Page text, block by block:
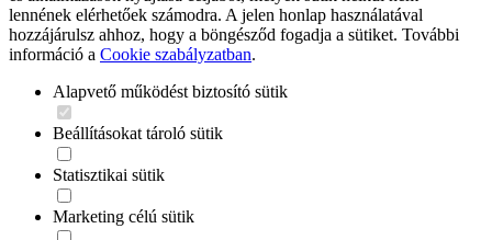
lennének elérhetőek számodra. A jelen honlap használatával
hozzájárulsz ahhoz, hogy a böngésződ fogadja a sütiket. További
információ a Cookie szabályzatban.
Alapvető működést biztosító sütik
Beállításokat tároló sütik
Statisztikai sütik
Marketing célú sütik